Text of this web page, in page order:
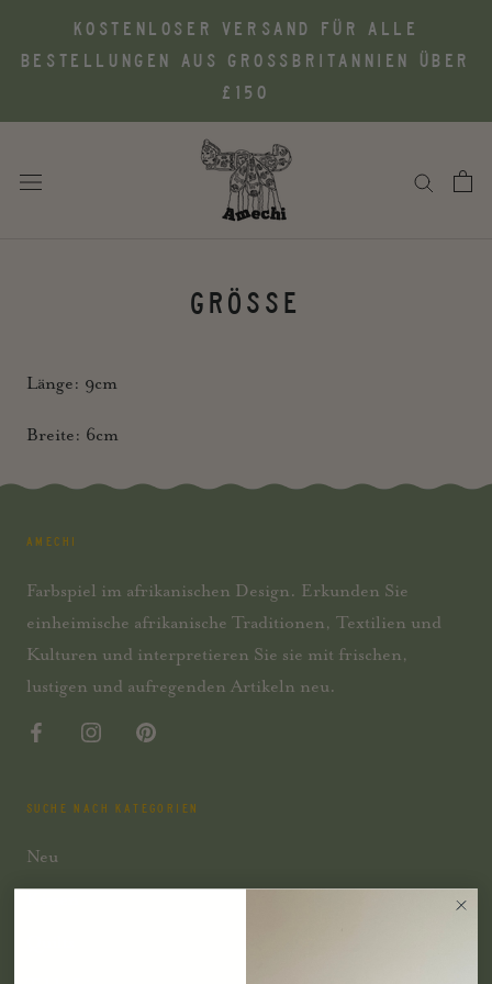
springen
KOSTENLOSER VERSAND FÜR ALLE
BESTELLUNGEN AUS GROSSBRITANNIEN ÜBER £
150
GRÖSSE
Länge: 9cm
Breite: 6cm
AMECHI
Farbspiel im afrikanischen Design. Erkunden Sie
einheimische afrikanische Traditionen, Textilien und
Kulturen und interpretieren Sie sie mit frischen,
lustigen und aufregenden Artikeln neu.
SUCHE NACH KATEGORIEN
Neu